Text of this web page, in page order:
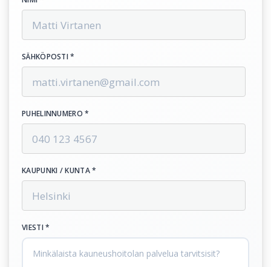
SÄHKÖPOSTI *
PUHELINNUMERO *
KAUPUNKI / KUNTA *
VIESTI *